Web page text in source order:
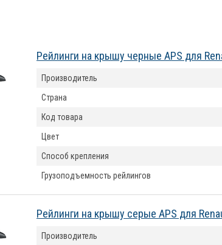
Рейлинги на крышу черные APS для
Производитель
Страна
Код товара
Цвет
Способ крепления
Грузоподъемность рейлингов
Рейлинги на крышу серые APS для
Производитель